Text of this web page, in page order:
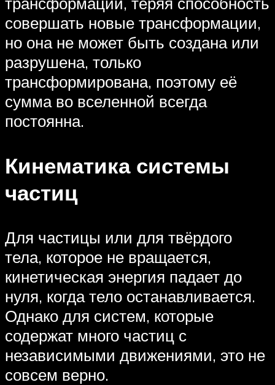
совершать новые трансформации,
но она не может быть создана или
разрушена, только
трансформирована, поэтому её
сумма во вселенной всегда
постоянна.
Кинематика системы
частиц
Для частицы или для твёрдого
тела, которое не вращается,
кинетическая энергия падает до
нуля, когда тело останавливается.
Однако для систем, которые
содержат много частиц с
независимыми движениями, это не
совсем верно.